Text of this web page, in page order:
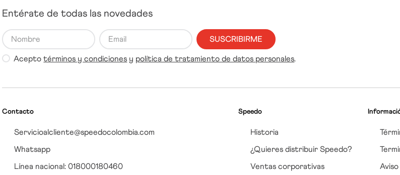
Entérate de todas las novedades
SUSCRIBIRME
Aceptotérminos y condiciones y política de tratamiento de datos personales.
Contacto
Servicioalcliente@speedocolombia.com
Whatsapp
Línea nacional: 018000180460
Speedo
Historia
¿Quieres distribuir Speedo?
Ventas corporativas